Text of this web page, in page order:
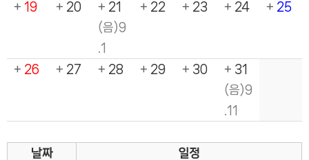
+ 19 + 20 + 21
(음)9
.1
+ 22 + 23 + 24 + 25
+ 26 + 27 + 28 + 29 + 30 + 31
(음)9
.11
날짜 일정